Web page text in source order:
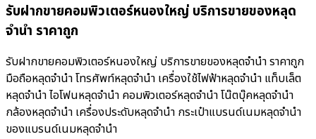
รับฝากขายคอมพิวเตอร์หนองใหญ่ บริการขายของหลุด
จำนำ ราคาถูก
รับฝากขายคอมพิวเตอร์หนองใหญ่ บริการขายของหลุดจำนำ ราคาถูก
มือถือหลุดจำนำ โทรศัพท์หลุดจำนำ เครื่องใช้ไฟฟ้าหลุดจำนำ แท็บเล็ต
หลุดจำนำ ไอโฟนหลุดจำนำ คอมพิวเตอร์หลุดจำนำ โน๊ตบุ๊คหลุดจำนำ
กล้องหลุดจำนำ เครื่องประดับหลุดจำนำ กระเป๋าแบรนด์เนมหลุดจำนำ
ของแบรนด์เนมหลุดจำนำ